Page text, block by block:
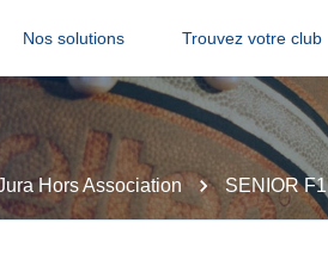
Nos solutions Trouvez votre club
Hors Association SENIOR F1